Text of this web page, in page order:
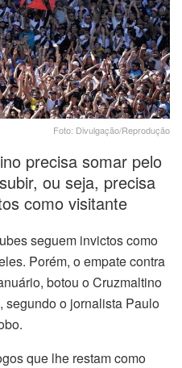
Foto: Divulgação/Reprodução
precisa somar pelo
ou seja, precisa
como visitante
seguem invictos como
Porém, o empate contra
botou o Cruzmaltino
segundo o jornalista Paulo
que lhe restam como